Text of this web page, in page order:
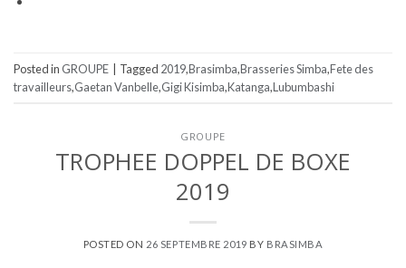
Posted in GROUPE Tagged 2019,Brasimba,Brasseries Simba,Fete des
travailleurs,Gaetan Vanbelle,Gigi Kisimba,Katanga,Lubumbashi
GROUPE
TROPHEE DOPPEL DE BOXE
2019
POSTED ON 26 SEPTEMBRE 2019 BY BRASIMBA